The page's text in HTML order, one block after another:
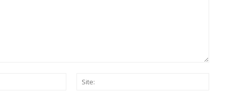
Email:*